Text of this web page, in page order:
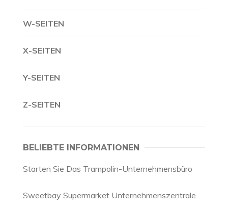
W-SEITEN
X-SEITEN
Y-SEITEN
Z-SEITEN
BELIEBTE INFORMATIONEN
Starten Sie Das Trampolin-Unternehmensbüro
Sweetbay Supermarket Unternehmenszentrale